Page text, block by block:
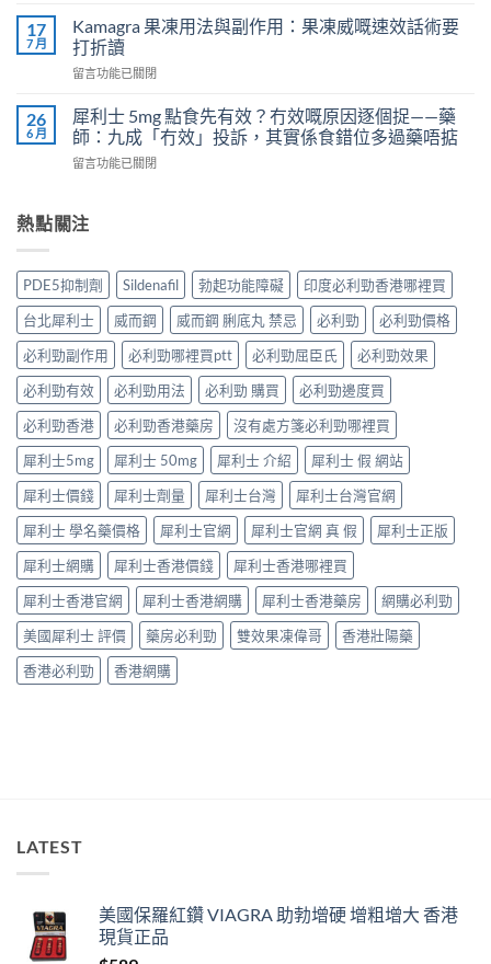
不
孕
嗎？
實
證
告
真
相，
孕
男
性
必
讀〉
中
利
士
怎
3
位
網
實
體
醫
學
真
相
大
公
開〉
中
威
壯
（伐
地
非）
效
果、
服
印
20〉
中
17
7 月
Kamagra 果凍用法與副作用：果凍威嘅速效話術要
打折讀
在
果
凍
用
法
作
凍
威
嘅
速
效
話
術
要
打
折
讀〉
中
留言功能已關閉
26
6 月
犀利士 5mg 點食先有效？冇效嘅原因逐個捉——藥
師：九成「冇效」投訴，其實係食錯位多過藥唔掂
在
士
5mg
食
先
有
效？
冇
效
嘅
原
因
逐
個
捉
——
藥
師：
九
成
「冇
效」
投
訴，
其
實
掂〉
留言功能已關閉
熱點關注
PDE5抑制劑 Sildenafil 勃起功能障礙
印度必利勁香港哪裡買
台北犀利士
威而鋼 威而鋼 脷底丸 禁忌 必利勁
必利勁價格
必利勁副作用
必利勁哪裡買ptt 必利勁屈臣氏
必利勁效果
必利勁有效
必利勁用法 必利勁 購買
必利勁邊度買
必利勁香港
必利勁香港藥房
沒有處方箋必利勁哪裡買
犀利士5mg
犀利士 50mg 犀利士 介紹
犀利士 假 網站
犀利士價錢
犀利士劑量 犀利士台灣
犀利士台灣官網
犀利士 學名藥價格
犀利士官網 犀利士官網 真 假
犀利士正版
犀利士網購
犀利士香港價錢
犀利士香港哪裡買
犀利士香港官網
犀利士香港網購 犀利士香港藥房
網購必利勁
美國犀利士 評價
藥房必利勁 雙效果凍偉哥
香港壯陽藥
香港必利勁
香港網購
LATEST
美國保羅紅鑽 VIAGRA 助勃增硬 增粗增大 香港
現貨正品